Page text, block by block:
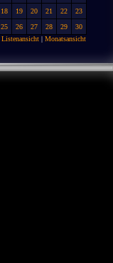
18 19 20 21 22
23
25 26 27 28 29
30
Listenansicht | Monatsansicht